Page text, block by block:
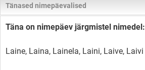
Tänased nimepäevalised
Täna on nimepäev järgmistel nimedel:
Laine, Laina, Lainela, Laini, Laive, Laivi